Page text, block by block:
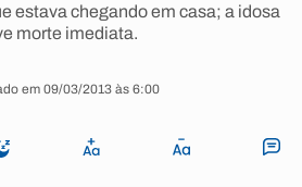
estava chegando em casa; a idosa
morte imediata.
em 09/03/2013 às 6:00